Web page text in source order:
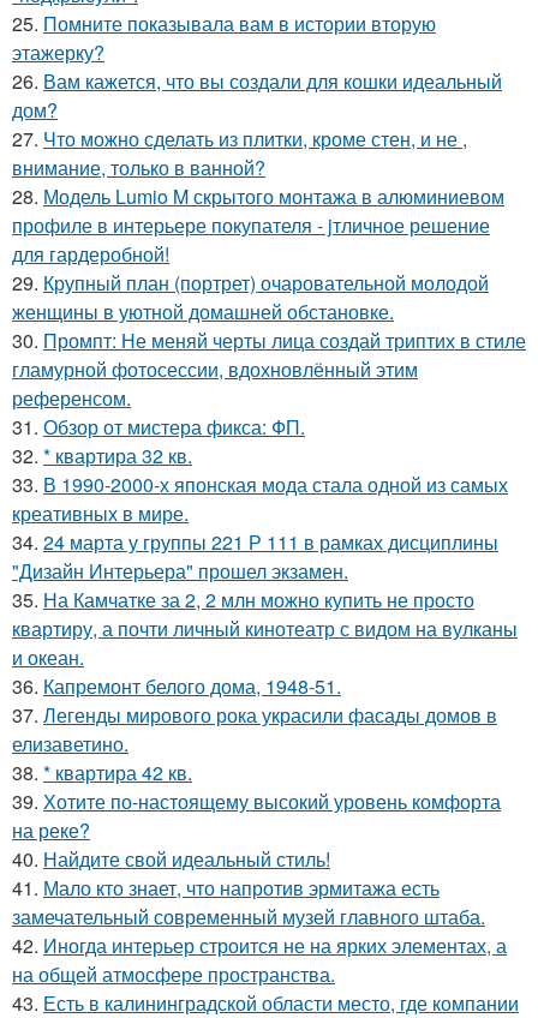
25. Помните показывала вам в истории вторую
этажерку?
26. Вам кажется, что вы создали для кошки идеальный
дом?
27. Что можно сделать из плитки, кроме стен, и не ,
внимание, только в ванной?
28. Модель Lumio M скрытого монтажа в алюминиевом
профиле в интерьере покупателя - jтличное решение
для гардеробной!
29. Крупный план (портрет) очаровательной молодой
женщины в уютной домашней обстановке.
30. Промпт: Не меняй черты лица создай триптих в стиле
гламурной фотосессии, вдохновлённый этим
референсом.
31. Обзор от мистера фикса: ФП.
32. * квартира 32 кв.
33. В 1990-2000-х японская мода стала одной из самых
креативных в мире.
34. 24 марта у группы 221 Р 111 в рамках дисциплины
"Дизайн Интерьера" прошел экзамен.
35. На Камчатке за 2, 2 млн можно купить не просто
квартиру, а почти личный кинотеатр с видом на вулканы
и океан.
36. Капремонт белого дома, 1948-51.
37. Легенды мирового рока украсили фасады домов в
елизаветино.
38. * квартира 42 кв.
39. Хотите по-настоящему высокий уровень комфорта
на реке?
40. Найдите свой идеальный стиль!
41. Мало кто знает, что напротив эрмитажа есть
замечательный современный музей главного штаба.
42. Иногда интерьер строится не на ярких элементах, а
на общей атмосфере пространства.
43. Есть в калининградской области место, где компании